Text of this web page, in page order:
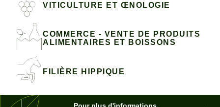
VITICULTURE ET ŒNOLOGIE
COMMERCE - VENTE DE PRODUITS
ALIMENTAIRES ET BOISSONS
FILIÈRE HIPPIQUE